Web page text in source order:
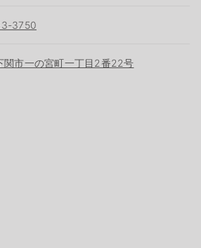
3750
関市一の宮町一丁目2番22号